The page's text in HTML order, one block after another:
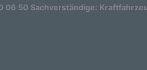
06 50 Sachverständige: